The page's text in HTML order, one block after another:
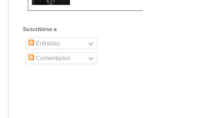
Suscribirse a
Entradas
Comentarios